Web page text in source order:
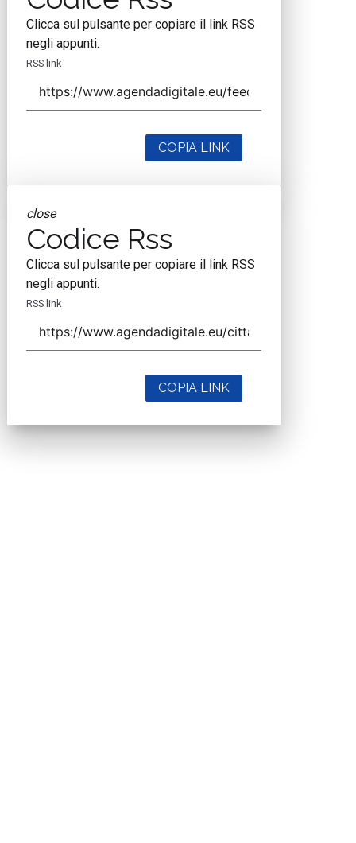
Clicca sul pulsante per copiare il link RSS
negli appunti.
RSS link
COPIA LINK
close
Codice Rss
Clicca sul pulsante per copiare il link RSS
negli appunti.
RSS link
COPIA LINK